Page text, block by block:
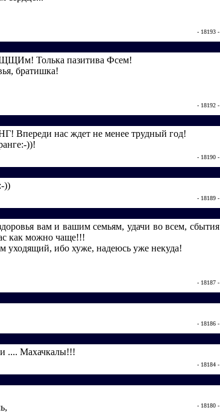
- 18193 -
Толька пазитива Фсем!
братишка!
- 18192 -
Впереди нас ждет не менее трудный год!
))!
- 18190 -
))
- 18189 -
вам и вашим семьям, удачи во всем, сбытия
как можно чаще!!!
уходящий, ибо хуже, надеюсь уже некуда!
- 18187 -
- 18186 -
.... Махачкалы!!!
- 18184 -
- 18180 -